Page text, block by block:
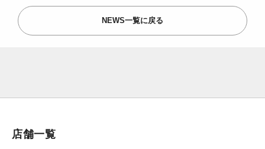
NEWS一覧に戻る
店舗一覧